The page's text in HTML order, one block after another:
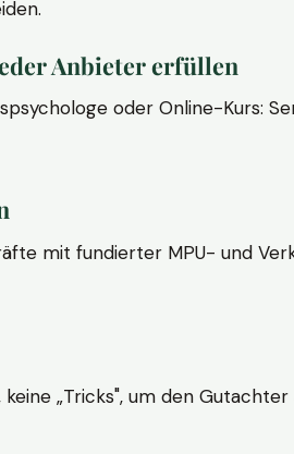
Anbieter erfüllen
oder Online-Kurs:
mit fundierter MPU- und
„Tricks", um den Gutachter